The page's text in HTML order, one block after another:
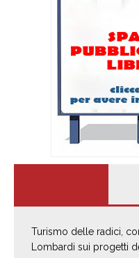
Turismo delle radici,
Lombardi sui progetti